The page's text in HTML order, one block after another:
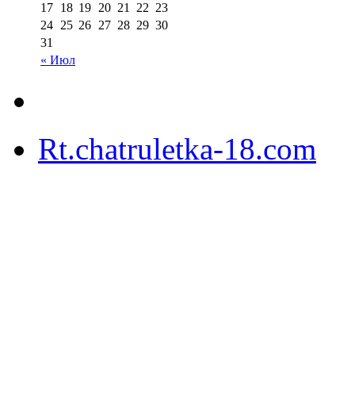
« Июл
17 18 19 20 21 22 23
24 25 26 27 28 29 30
31
Rt.chatruletka-18.com